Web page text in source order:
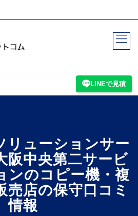
LINEで見積
リューションサー
阪中央第二サービ
ンのコピー機・複
売店の保守口コミ
情報